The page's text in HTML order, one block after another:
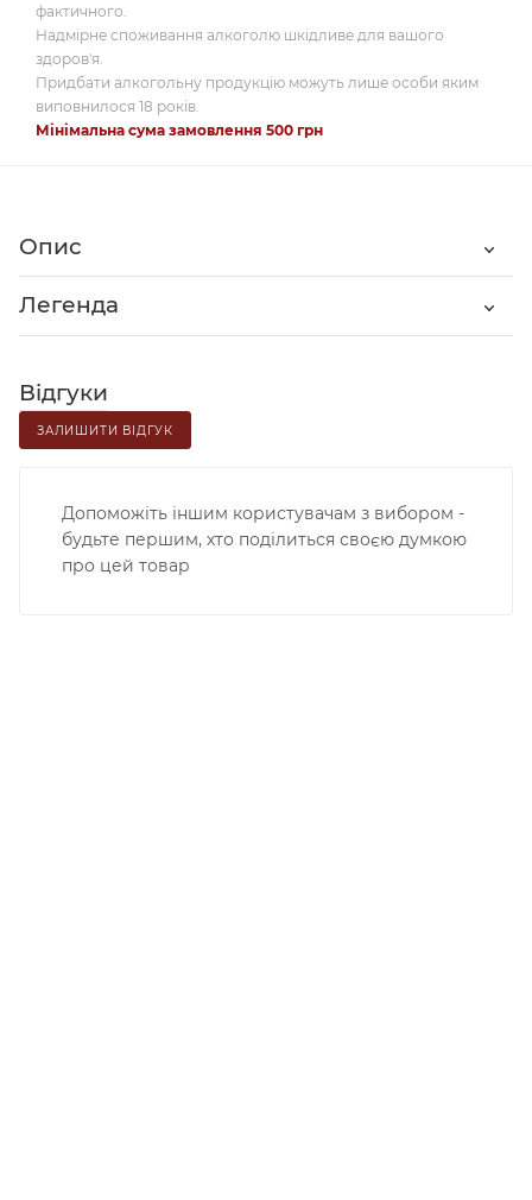
фактичного.
Надмірне споживання алкоголю шкідливе для вашого
здоров'я.
Придбати алкогольну продукцію можуть лише особи яким
виповнилося 18 років.
Мінімальна сума замовлення 500 грн
Опис
Легенда
Відгуки
ЗАЛИШИТИ ВІДГУК
Допоможіть іншим користувачам з вибором -
будьте першим, хто поділиться своєю думкою
про цей товар